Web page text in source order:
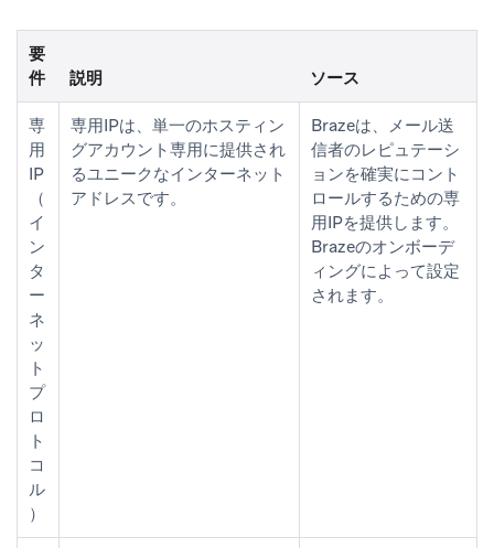
要
件
説明 ソース
専
用
IP
（
イ
ン
タ
ー
ネ
ッ
ト
プ
ロ
ト
コ
ル
）
専用IPは、単一のホスティン
グアカウント専用に提供され
るユニークなインターネット
アドレスです。
Brazeは、メール送
信者のレピュテーシ
ョンを確実にコント
ロールするための専
用IPを提供します。
Brazeのオンボーデ
ィングによって設定
されます。